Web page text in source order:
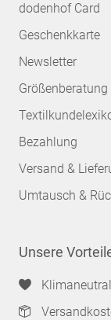
dodenhof Card
Geschenkkarte
Newsletter
Größenberatung
Bezahlung
Versand &
Umtausch &
Unsere